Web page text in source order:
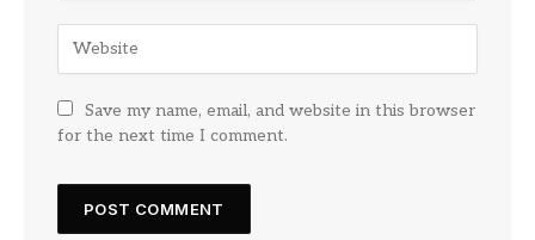
Save my name, email, and website in this browser
for the next time I comment.